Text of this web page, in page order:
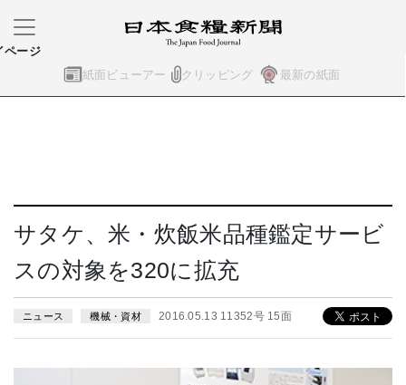
紙面ビューアー クリッピング 最新の紙面
ページ
サタケ、米・炊飯米品種鑑定サービ
スの対象を320に拡充
ニュース 機械・資材 2016.05.13 11352号 15面